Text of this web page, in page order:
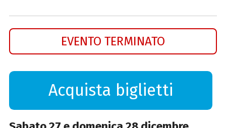
EVENTO TERMINATO
Acquista biglietti